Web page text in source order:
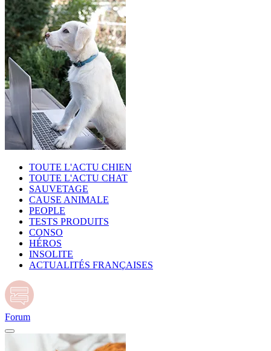
TOUTE L'ACTU CHIEN
TOUTE L'ACTU CHAT
SAUVETAGE
CAUSE ANIMALE
PEOPLE
TESTS PRODUITS
CONSO
HÉROS
INSOLITE
ACTUALITÉS FRANÇAISES
Forum